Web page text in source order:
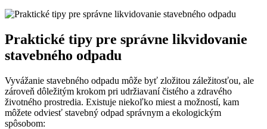
Praktické tipy pre správne likvidovanie
stavebného odpadu
Vyvážanie stavebného odpadu môže byť zložitou záležitosťou, ale
zároveň dôležitým krokom pri udržiavaní čistého a zdravého
životného prostredia. Existuje niekoľko miest a možností, kam
môžete odviesť stavebný odpad správnym a ekologickým
spôsobom: